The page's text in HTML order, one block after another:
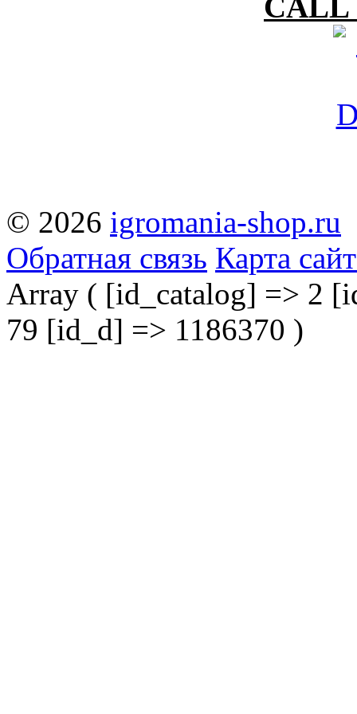
© 2026 igromania-shop.ru
Обратная связь Карта
Array ( [id_catalog] => 2
79 [id_d] => 1186370 )